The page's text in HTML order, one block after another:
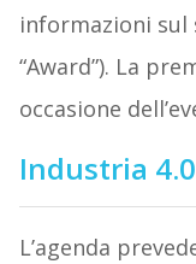
informazioni sul
“Award”). La
occasione
Industria
L’agenda